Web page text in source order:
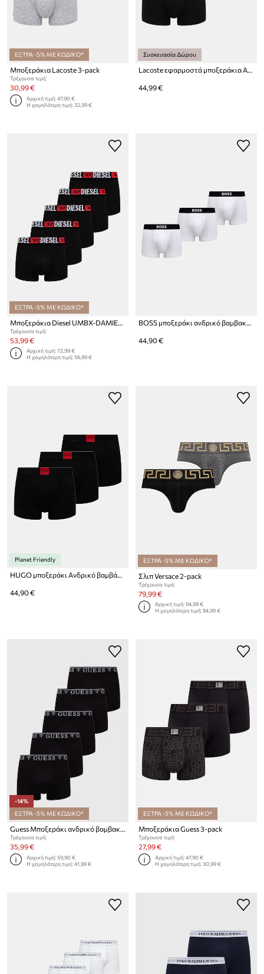
ΕΞΤΡΑ -5% ΜΕ ΚΩΔΙΚΟ*
Μποξεράκια Lacoste 3-pack
Τρέχουσα τιμή:
30,99 €
Αρχική τιμή:47,90 €
Η χαμηλότερη τιμή:32,99 €
Συσκευασία Δώρου
Lacoste εφαρμοστά μποξεράκια Ανδρικά βαμβάκι με ελαστάν 3-pack
44,99 €
ΕΞΤΡΑ -5% ΜΕ ΚΩΔΙΚΟ*
Τρέχουσα τιμή:
53,99 €
Αρχική τιμή:72,99 €
Η χαμηλότερη τιμή:56,99 €
44,90 €
Planet Friendly
HUGO μποξεράκι Ανδρικό βαμβάκι με ελαστάν TRUNK TRIPLET GALAXY 3-pack
44,90 €
ΕΞΤΡΑ -5% ΜΕ ΚΩΔΙΚΟ*
Σλιπ Versace 2-pack
Τρέχουσα τιμή:
79,99 €
Αρχική τιμή:94,99 €
Η χαμηλότερη τιμή:84,99 €
-14%
ΕΞΤΡΑ -5% ΜΕ ΚΩΔΙΚΟ*
Guess Μποξεράκι ανδρικό βαμβακερό με ελαστάν 5-pack
Τρέχουσα τιμή:
35,99 €
Αρχική τιμή:59,90 €
Η χαμηλότερη τιμή:41,99 €
ΕΞΤΡΑ -5% ΜΕ ΚΩΔΙΚΟ*
Μποξεράκια Guess 3-pack
Τρέχουσα τιμή:
27,99 €
Αρχική τιμή:47,90 €
Η χαμηλότερη τιμή:30,99 €